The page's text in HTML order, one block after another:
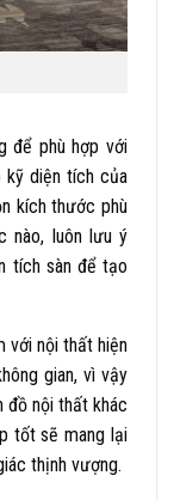
để phù hợp với
kỹ diện tích của
kích thước phù
nào, luôn lưu ý
tích sàn để tạo
với nội thất hiện
gian, vì vậy
đồ nội thất khác
tốt sẽ mang lại
thịnh vượng.